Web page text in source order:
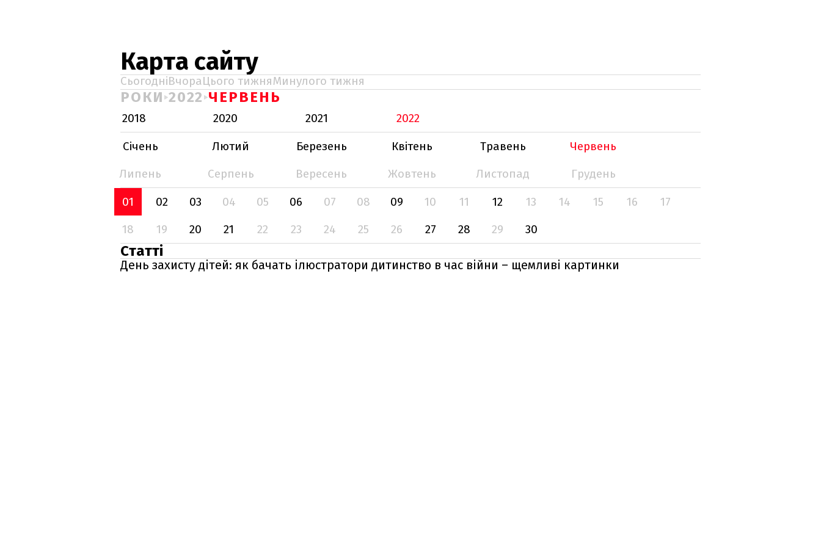
Карта сайту
СьогодніВчораЦього тижняМинулого тижня
РОКИ 2022 ЧЕРВЕНЬ
2018 2020 2021
2022
Січень
Лютий Березень Квітень Травень
Червень
Липень
Серпень Вересень Жовтень Листопад
Грудень
01
02 03 04 05 06 07 08 09 10 11 12 13 14 15 16
17
18
19 20 21 22 23 24 25 26 27 28 29 30
Статті
День захисту дітей: як бачать ілюстратори дитинство в час війни – щемливі картинки